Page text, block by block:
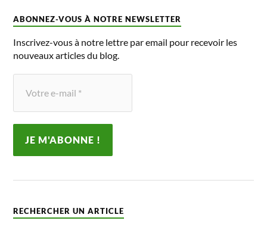
ABONNEZ-VOUS À NOTRE NEWSLETTER
Inscrivez-vous à notre lettre par email pour recevoir les
nouveaux articles du blog.
RECHERCHER UN ARTICLE